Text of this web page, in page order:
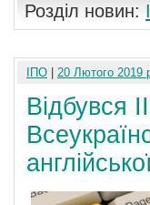
Розділ новин:
ІПО 20 Лютого 2019
Відбувся